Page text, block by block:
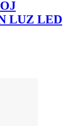
LUZ LED